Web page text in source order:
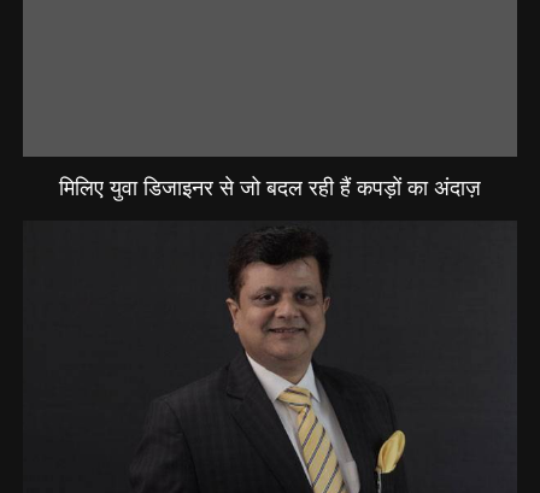
मिलिए युवा डिजाइनर से जो बदल रही हैं कपड़ों का अंदाज़